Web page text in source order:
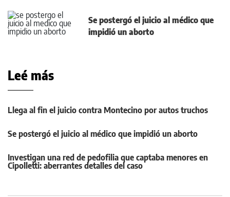
Se postergó el juicio al médico que
impidió un aborto
Leé más
Llega al fin el juicio contra Montecino por autos truchos
Se postergó el juicio al médico que impidió un aborto
Investigan una red de pedofilia que captaba menores en
Cipolletti: aberrantes detalles del caso